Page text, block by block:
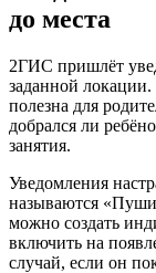
до места
2ГИС пришлёт
заданной
полезна для
добрался ли
занятия.
Уведомления
называются
можно создать
включить на
случай, если он